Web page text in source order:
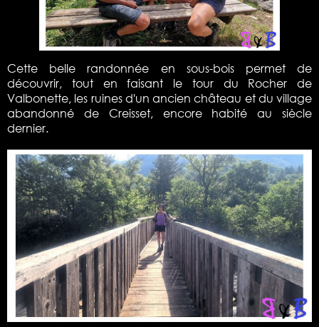
Cette belle randonnée en sous-bois permet de
découvrir, tout en faisant le tour du Rocher de
Valbonette, les ruines d'un ancien château et du village
abandonné de Creisset, encore habité au siècle
dernier.